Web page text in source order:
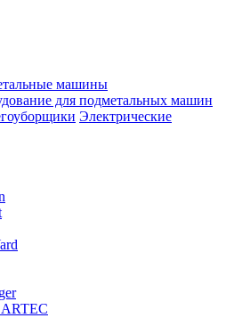
машины
для подметальных машин
Электрические